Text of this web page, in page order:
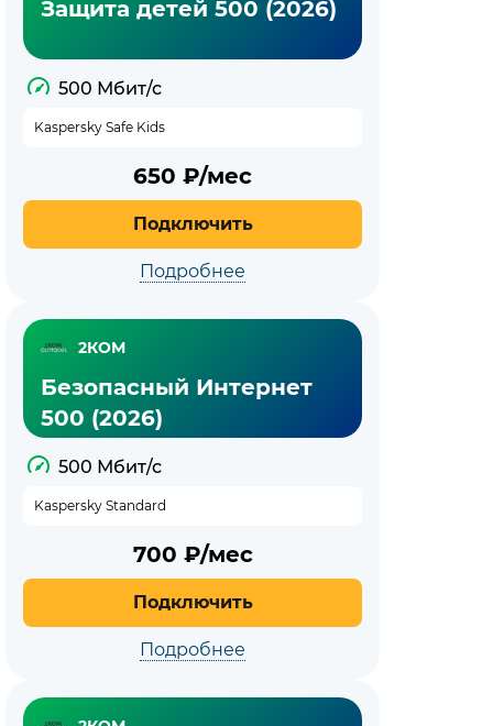
Защита детей 500 (2026)
500 Мбит/с
Kaspersky Safe Kids
650 ₽/мес
Подключить
Подробнее
2КОМ
Безопасный Интернет
500 (2026)
500 Мбит/с
Kaspersky Standard
700 ₽/мес
Подключить
Подробнее